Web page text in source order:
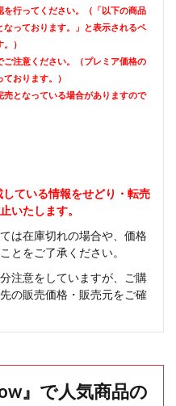
行ってください。（「以下の商品
っております。」と表示されるペ
）
注意ください。（プレミア価格の
おります。）
となっている場合がありますので
ている情報をせどり・転売
いたします。
は在庫切れの場合や、価格
とをご了承ください。
注意をしていますが、ご購
の販売価格・販売元をご確
』で人気商品の